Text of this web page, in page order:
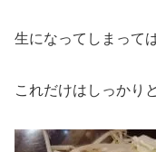
生になってしまって
これだけはしっかり